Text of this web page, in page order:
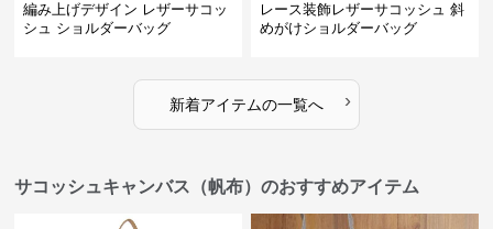
編み上げデザイン レザーサコッ
シュ ショルダーバッグ
レース装飾レザーサコッシュ 斜
めがけショルダーバッグ
新着アイテムの一覧へ ›
サコッシュキャンバス（帆布）のおすすめアイテム